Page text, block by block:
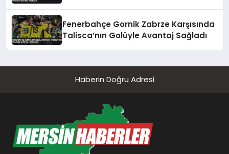
Fenerbahçe Gornik Zabrze Karşısında
Talisca’nın Golüyle Avantaj Sağladı
Haberin Doğru Adresi